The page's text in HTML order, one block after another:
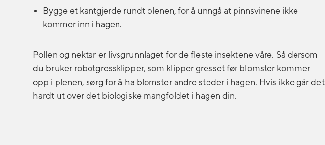
Bygge et kantgjerde rundt plenen, for å unngå at pinnsvinene ikke
kommer inn i hagen.
Pollen og nektar er livsgrunnlaget for de fleste insektene våre. Så dersom
du bruker robotgressklipper, som klipper gresset før blomster kommer
opp i plenen, sørg for å ha blomster andre steder i hagen. Hvis ikke går det
hardt ut over det biologiske mangfoldet i hagen din.